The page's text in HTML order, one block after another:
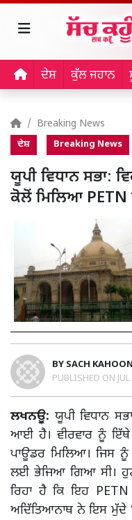
ਦੇਸ਼ ਕੁੱਲ ਜਹਾਨ
Breaking News
ਦੇਸ਼ Breaking News
ਯੂਪੀ ਵਿਧਾਨ ਸਭਾ:
ਕੋਲੋਂ ਮਿਲਿਆ PETN
BY SACH
PUBLISHED ON
ਲਖਨਊ: ਯੂਪੀ ਵਿਧਾਨ
ਆਈ ਹੈ। ਵੀਰਵਾਰ ਨੂੰ ਇੱਥੇ
ਪਾਊਡਰ ਮਿਲਿਆ। ਜਿਸ
ਲਈ ਭੇਜਿਆ ਗਿਆ ਸੀ।
ਰਿਹਾ ਹੈ ਕਿ ਇਹ
ਅਦਿੱਤਿਆਨਾਥ ਨੇ ਇਸ ਮੁੱਦੇ